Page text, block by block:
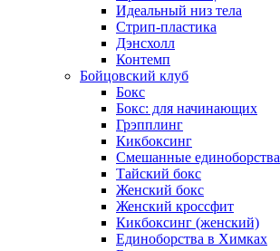
Идеальный низ тела
Стрип-пластика
Дэнсхолл
Контемп
Бойцовский клуб
Бокс
Бокс: для начинающих
Грэпплинг
Кикбоксинг
Смешанные единоборства
Тайский бокс
Женский бокс
Женский кроссфит
Кикбоксинг (женский)
Единоборства в Химках